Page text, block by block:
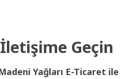
Geçin
Yağları E-Ticaret ile